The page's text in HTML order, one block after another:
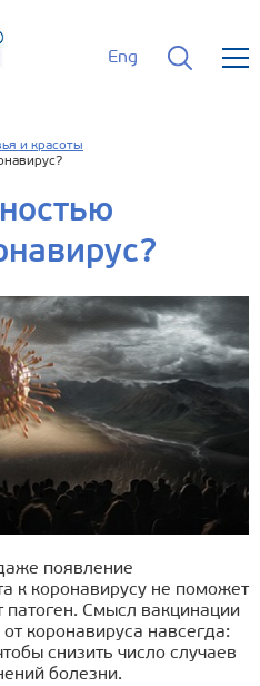
Eng
и красоты
появление
к коронавирусу не поможет
патоген. Смысл вакцинации
коронавируса навсегда:
снизить число случаев
болезни.